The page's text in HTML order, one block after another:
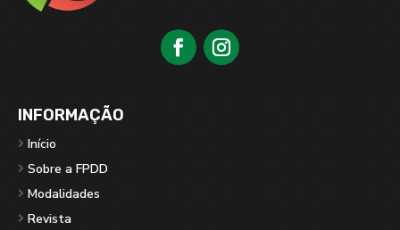
INFORMAÇÃO
Início
Sobre a FPDD
Modalidades
Revista